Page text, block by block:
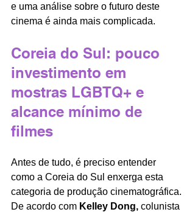
e uma análise sobre o futuro deste
cinema é ainda mais complicada.
Coreia do Sul: pouco
investimento em
mostras LGBTQ+ e
alcance mínimo de
filmes
Antes de tudo, é preciso entender
como a Coreia do Sul enxerga esta
categoria de produção cinematográfica.
De acordo com Kelley Dong, colunista